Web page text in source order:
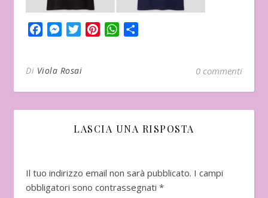
FacebookMessenger
TwitterPinterestWhatsApp
Di Viola Rosai 0 commenti
LASCIA UNA RISPOSTA
Il tuo indirizzo email non sarà pubblicato. I campi
obbligatori sono contrassegnati *